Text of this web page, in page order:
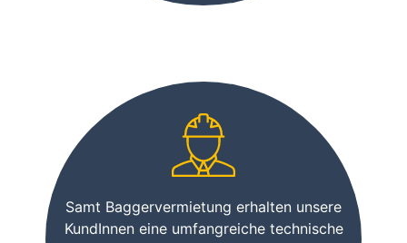
Samt Baggervermietung erhalten unsere
KundInnen eine umfangreiche technische